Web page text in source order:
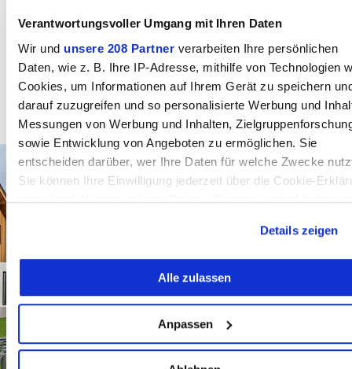
Verantwortungsvoller Umgang mit Ihren Daten
Wir und unsere 208 Partner verarbeiten Ihre persönlichen
Daten, wie z. B. Ihre IP-Adresse, mithilfe von Technologien
Cookies, um Informationen auf Ihrem Gerät zu speichern
darauf zuzugreifen und so personalisierte Werbung und
Messungen von Werbung und Inhalten,
sowie Entwicklung von Angeboten zu ermöglichen. Sie
entscheiden darüber, wer Ihre Daten für welche Zwecke
Sie können Ihre Einwilligung jederzeit über die Cookie-
oder durch Klicken auf das Privacy Trigger Symbol ändern
Wenn Sie es erlauben, würden wir auch gerne:
Informationen über Ihre geografische Lage erfassen,
welche bis auf einige Meter genau sein können
Merkmalen (Fingerprinting) identifizieren
Erfahren Sie mehr darüber, wie Ihre persönlichen Daten
Details zeigen
Alle zulassen
Anpassen
Werbung/Grafik
Werkzeuge
Wirtschaftsförderung
Zahnärzte
Zoohandlungen